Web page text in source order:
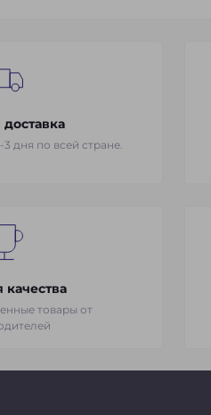
3 дня по всей стране.
качества
товары от